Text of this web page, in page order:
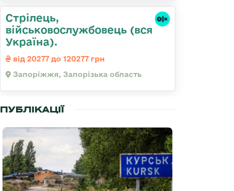
Стрілець,
військовослужбовець (вся
Україна).
від 20277 до 120277 грн
Запоріжжя, Запорізька область
ПУБЛІКАЦІЇ